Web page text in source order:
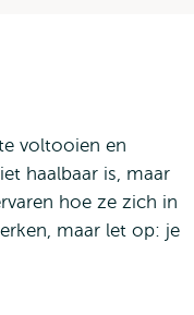
voltooien en
haalbaar is, maar
hoe ze zich in
maar let op: je